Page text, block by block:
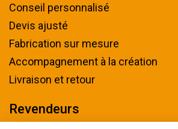
Conseil personnalisé
Devis ajusté
Fabrication sur mesure
Accompagnement à la création
Livraison et retour
Revendeurs